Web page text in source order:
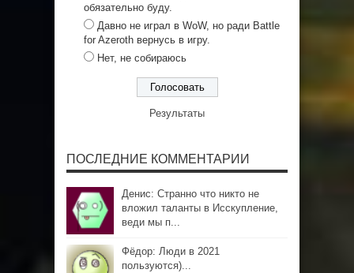
обязательно буду.
Давно не играл в WoW, но ради Battle
for Azeroth вернусь в игру.
Нет, не собираюсь
Результаты
ПОСЛЕДНИЕ КОММЕНТАРИИ
Денис: Странно что никто не
вложил таланты в Исскупление,
веди мы п...
Фёдор: Люди в 2021
пользуются)...